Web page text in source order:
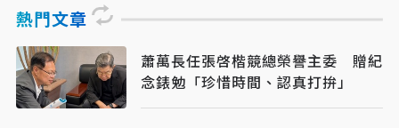
熱門文章
蕭萬長任張啓楷競總榮譽主委 贈紀
念錶勉「珍惜時間、認真打拚」